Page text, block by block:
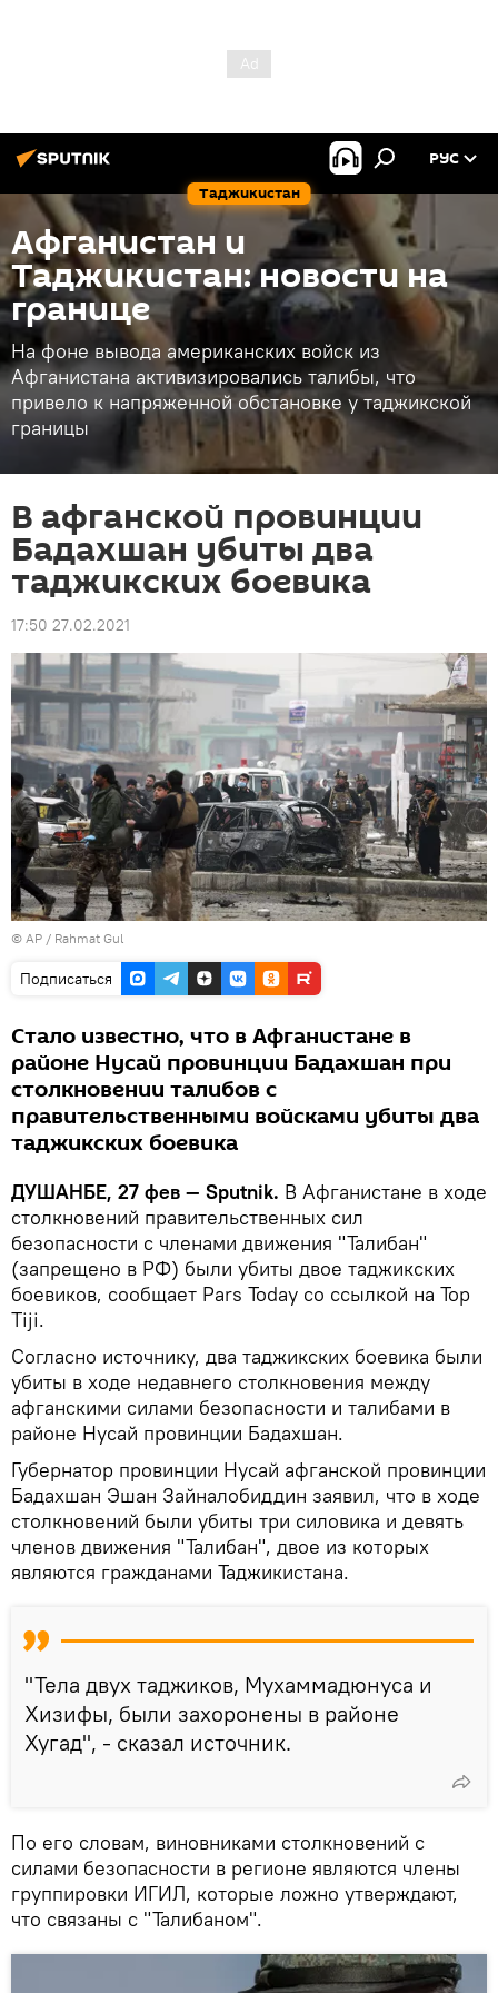
Таджикистан
РУС
Афганистан и
Таджикистан: новости на
границе
На фоне вывода американских войск из
Афганистана активизировались талибы, что
привело к напряженной обстановке у таджикской
границы
В афганской провинции
Бадахшан убиты два
таджикских боевика
17:50 27.02.2021
© AP / Rahmat Gul
Подписаться
Стало известно, что в Афганистане в
районе Нусай провинции Бадахшан при
столкновении талибов с
правительственными войсками убиты два
таджикских боевика
ДУШАНБЕ, 27 фев — Sputnik. В Афганистане в ходе
столкновений правительственных сил
безопасности с членами движения "Талибан"
(запрещено в РФ) были убиты двое таджикских
боевиков, сообщает Pars Today со ссылкой на Top
Tiji.
Согласно источнику, два таджикских боевика были
убиты в ходе недавнего столкновения между
афганскими силами безопасности и талибами в
районе Нусай провинции Бадахшан.
Губернатор провинции Нусай афганской провинции
Бадахшан Эшан Зайналобиддин заявил, что в ходе
столкновений были убиты три силовика и девять
членов движения "Талибан", двое из которых
являются гражданами Таджикистана.
"Тела двух таджиков, Мухаммадюнуса и
Хизифы, были захоронены в районе
Хугад", - сказал источник.
По его словам, виновниками столкновений с
силами безопасности в регионе являются члены
группировки ИГИЛ, которые ложно утверждают,
что связаны с "Талибаном".